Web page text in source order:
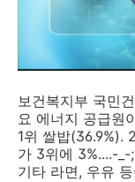
보건복지부 국민
요 에너지 공급원
1위 쌀밥(36.9%).
가 3위에 3%....-_-
기타 라면, 우유